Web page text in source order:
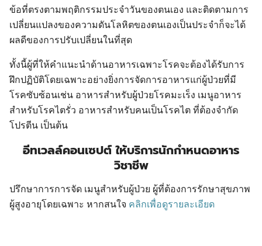
ข้อที่ตรงตามพฤติกรรมประจำวันของตนเอง และติดตามการ
เปลี่ยนแปลงของความดันโลหิตของตนเองเป็นประจำก็จะได้
ผลดีของการปรับเปลี่ยนในที่สุด
ทั้งนี้ผู้ที่ให้คำแนะนำด้านอาหารเฉพาะโรคจะต้องได้รับการ
ฝึกปฏิบัติโดยเฉพาะอย่างยิ่งการจัดการอาหารแก่ผู้ป่วยที่มี
โรคซับซ้อนเช่น อาหารสำหรับผู้ป่วยโรคมะเร็ง เมนูอาหาร
สำหรับโรคไตรั่ว อาหารสำหรับคนเป็นโรคไต ที่ต้องจำกัด
โปรตีน เป็นต้น
อีทเวลล์คอนเซปต์ ให้บริการนักกำหนดอาหาร
วิชาชีพ
ปรึกษาการการจัด เมนูสำหรับผู้ป่วย ผู้ที่ต้องการรักษาสุขภาพ
ผู้สูงอายุโดยเฉพาะ หากสนใจ คลิกเพื่อดูรายละเอียด